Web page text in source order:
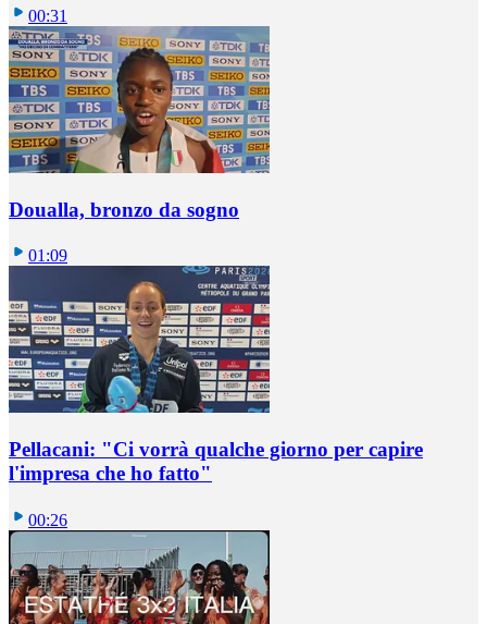
00:31
Doualla, bronzo da sogno
01:09
Pellacani: "Ci vorrà qualche giorno per capire
l'impresa che ho fatto"
00:26